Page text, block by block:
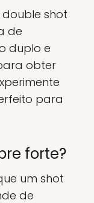
shot
de
duplo e
obter
para
forte?
um shot
de